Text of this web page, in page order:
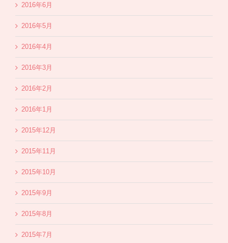
2016年6月
2016年5月
2016年4月
2016年3月
2016年2月
2016年1月
2015年12月
2015年11月
2015年10月
2015年9月
2015年8月
2015年7月